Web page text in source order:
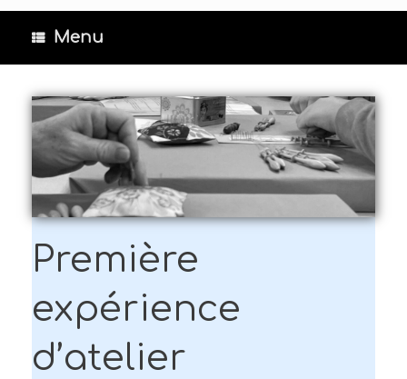
Menu
Première
expérience
d’atelier